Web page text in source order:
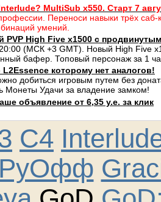
MultiSub x550. Старт 7
Переноси навыки трёх саб-
умений.
PVP High Five x1500 с
(МСК +3 GMT). Новый High Five
бафер. Топовый персонаж за 1
которому нет аналогов!
добиться игровым путем без
Монеты Удачи за владение замком!
объявление от 6,35 у.е. за клик
C4
РуОфф